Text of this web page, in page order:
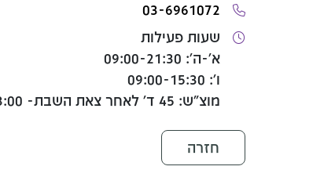
03-6961072
שעות פעילות
א'-ה': 09:00-21:30
ו': 09:00-15:30
מוצ"ש: 45 ד' לאחר צאת השבת- 23:00
חזרה